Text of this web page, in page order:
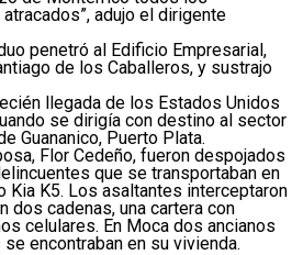
adujo el dirigente
penetró al Edificio Empresarial,
de los Caballeros, y sustrajo
llegada de los Estados Unidos
se dirigía con destino al sector
Guananico, Puerto Plata.
Flor Cedeño, fueron despojados
que se transportaban en
Kia K5. Los asaltantes interceptaron
dos cadenas, una cartera con
celulares. En Moca dos ancianos
encontraban en su vivienda.